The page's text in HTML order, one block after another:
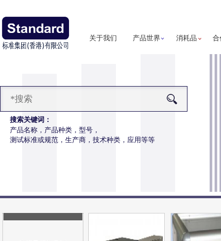
关于我们 产品世界 消耗品 合
搜索关键词：
产品名称，产品种类，型号，
测试标准或规范，生产商，技术种类，应用等等